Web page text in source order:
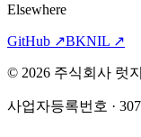
Elsewhere
GitHub ↗BKNIL ↗
© 2026 주식회사 럿
사업자등록번호 ·